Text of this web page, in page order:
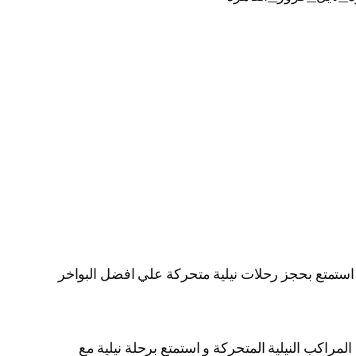
استمتع بحجز رحلات نيلية متحركة علي افضل البواخر
النيلية المتحركة و استمتع برحلة نيلية مع